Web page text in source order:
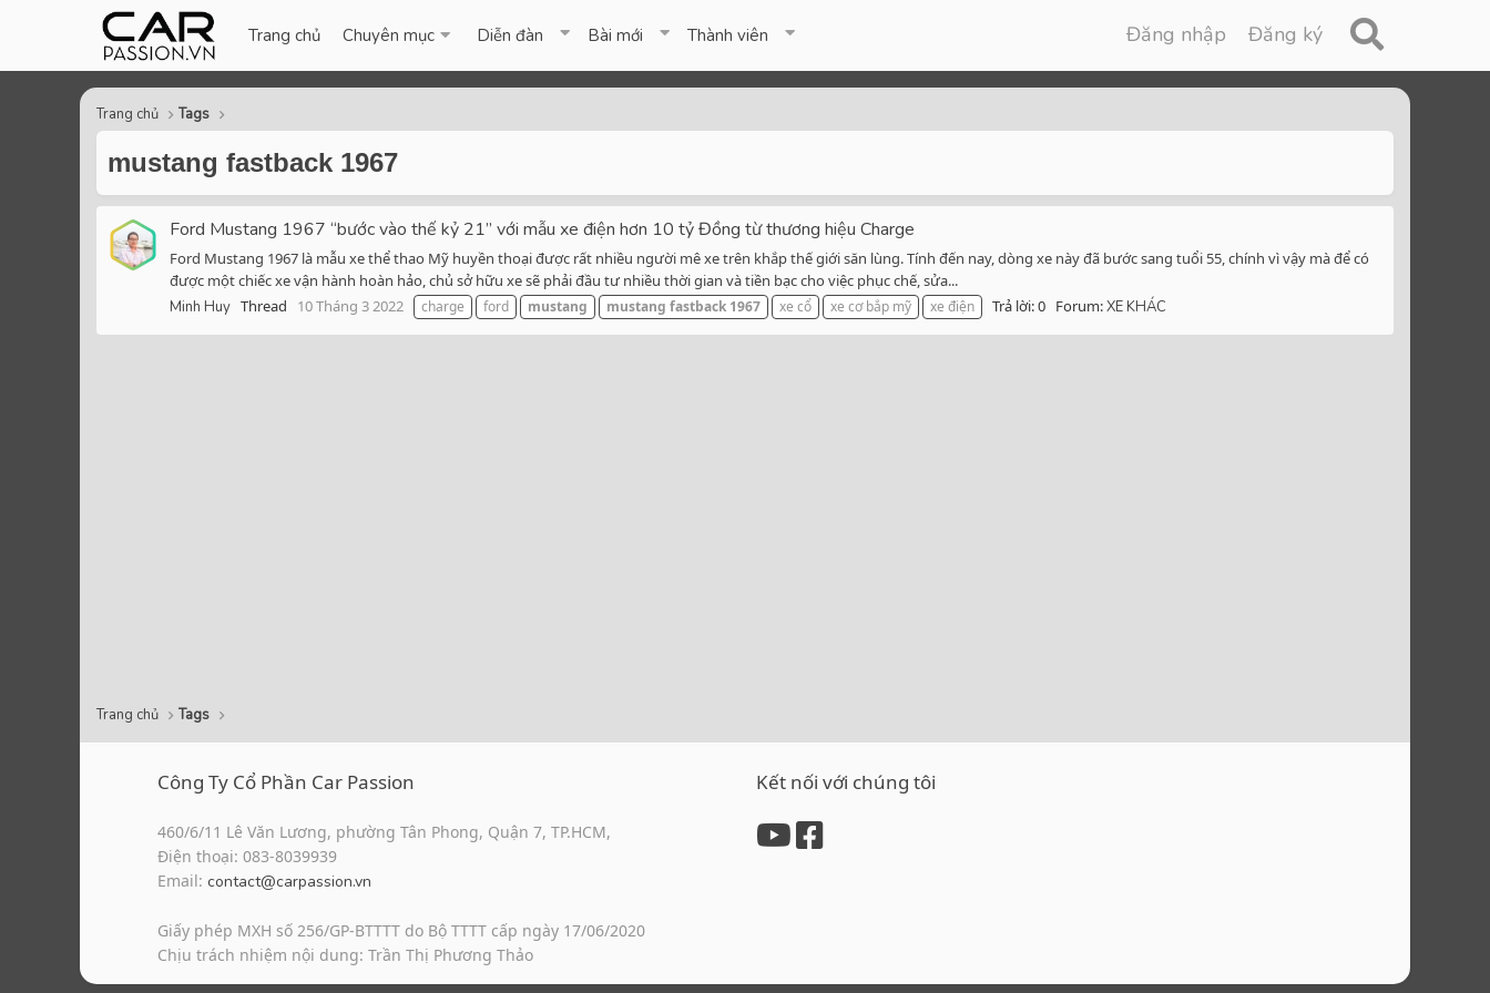
Trang chủ Chuyên mục Diễn đàn Bài mới Thành viên Đăng nhập Đăng ký
Trang chủ Tags
mustang fastback 1967
Ford Mustang 1967 “bước vào thế kỷ 21” với mẫu xe điện hơn 10 tỷ Đồng từ thương hiệu Charge
Ford Mustang 1967 là mẫu xe thể thao Mỹ huyền thoại được rất nhiều người mê xe trên khắp thế giới săn lùng. Tính đến nay, dòng xe này đã bước sang tuổi 55, chính vì vậy mà để có
được một chiếc xe vận hành hoàn hảo, chủ sở hữu xe sẽ phải đầu tư nhiều thời gian và tiền bạc cho việc phục chế, sửa...
Minh Huy Thread 10 Tháng 3 2022 charge ford mustang mustang fastback 1967 xe cổ xe cơ bắp mỹ xe điện Trả lời: 0 Forum:XE KHÁC
Trang chủ Tags
Công Ty Cổ Phần Car Passion
460/6/11 Lê Văn Lương, phường Tân Phong, Quận 7, TP.HCM,
Điện thoại: 083-8039939
Email: contact@carpassion.vn
Giấy phép MXH số 256/GP-BTTTT do Bộ TTTT cấp ngày 17/06/2020
Chịu trách nhiệm nội dung: Trần Thị Phương Thảo
Kết nối với chúng tôi